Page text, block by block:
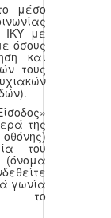
μέσο
ΙΚΥ με
όσους
και
τους
της
του
γωνία
το